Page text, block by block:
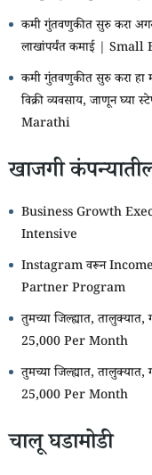
कमी गुंतवणुकीत सुरु करा
लाखांपर्यंत कमाई |
कमी गुंतवणुकीत सुरु करा हा
विक्री व्यवसाय, जाणून
Marathi
खाजगी
Business Growth
Intensive
Instagram वरून
Partner Program
तुमच्या जिल्ह्यात,
25,000 Per Month
तुमच्या जिल्ह्यात,
25,000 Per Month
चालू घडामोडी